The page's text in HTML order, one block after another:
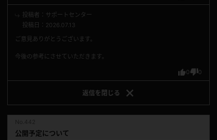
投稿者：サポートセンター
投稿日：2026.07.13
0 0
ご意見ありがとうございます。
今後の参考にさせていただきます。
返信を 閉じる
公開予定について